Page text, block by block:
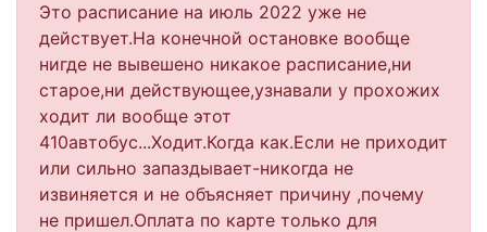
Это расписание на июль 2022 уже не
действует.На конечной остановке вообще
нигде не вывешено никакое расписание,ни
старое,ни действующее,узнавали у прохожих
ходит ли вообще этот
410автобус...Ходит.Когда как.Если не приходит
или сильно запаздывает-никогда не
извиняется и не объясняет причину ,почему
не пришел.Оплата по карте только для